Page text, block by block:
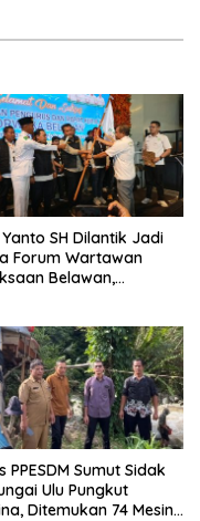
SH Dilantik Jadi
Forum Wartawan
Belawan,
Hukum dan
Semua Anggota
PPESDM Sumut Sidak
Ulu Pungkut
Ditemukan 74 Mesin